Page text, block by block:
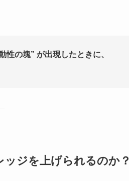
性の塊” が出現したときに、
ジを上げられるのか？